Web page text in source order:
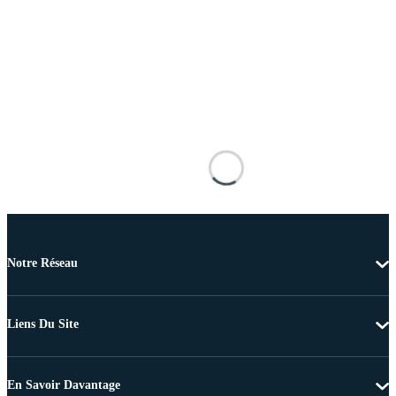
Notre Réseau
Liens Du Site
En Savoir Davantage